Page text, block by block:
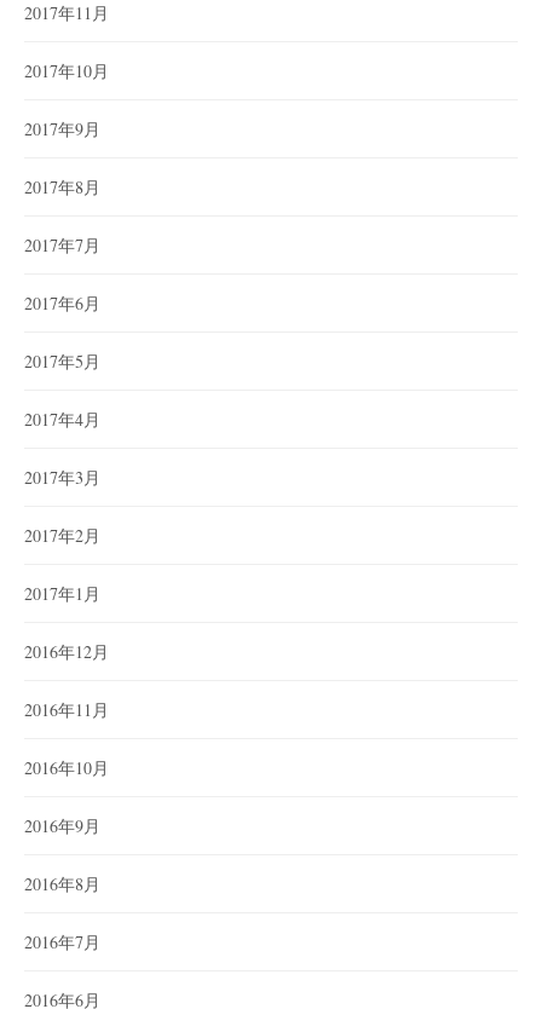
2017年11月
2017年10月
2017年9月
2017年8月
2017年7月
2017年6月
2017年5月
2017年4月
2017年3月
2017年2月
2017年1月
2016年12月
2016年11月
2016年10月
2016年9月
2016年8月
2016年7月
2016年6月